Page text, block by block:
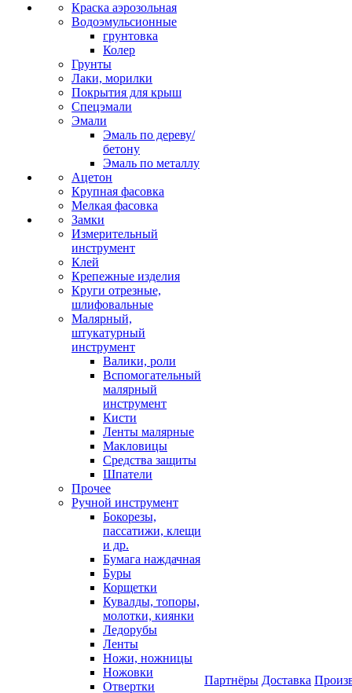
Краска аэрозольная
Водоэмульсионные
грунтовка
Колер
Грунты
Лаки, морилки
Покрытия для крыш
Спецэмали
Эмали
Эмаль по дереву/
бетону
Эмаль по металлу
Ацетон
Крупная фасовка
Мелкая фасовка
Замки
Измерительный
инструмент
Клей
Крепежные изделия
Круги отрезные,
шлифовальные
Малярный,
штукатурный
инструмент
Валики, роли
Вспомогательный
малярный
инструмент
Кисти
Ленты малярные
Макловицы
Средства защиты
Шпатели
Прочее
Ручной инструмент
Бокорезы,
пассатижи, клещи
и др.
Бумага наждачная
Буры
Корщетки
Кувалды, топоры,
молотки, киянки
Ледорубы
Ленты
Ножи, ножницы
Ножовки
Отвертки
Партнёры Доставка